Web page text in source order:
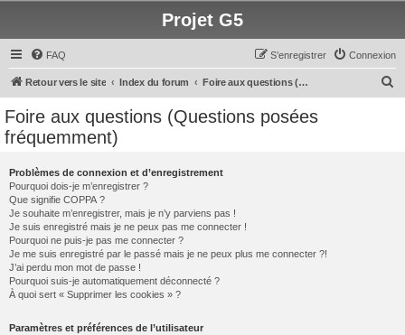
Projet G5
FAQ Connexion
S’enregistrer
Retour vers le site Index du forum Foire aux questions (Questions posées fréquemment)
Foire aux questions (Questions posées
fréquemment)
Problèmes de connexion et d’enregistrement
Pourquoi dois-je m’enregistrer ?
Que signifie COPPA ?
Je souhaite m’enregistrer, mais je n’y parviens pas !
Je suis enregistré mais je ne peux pas me connecter !
Pourquoi ne puis-je pas me connecter ?
Je me suis enregistré par le passé mais je ne peux plus me connecter ?!
J’ai perdu mon mot de passe !
Pourquoi suis-je automatiquement déconnecté ?
À quoi sert « Supprimer les cookies » ?
Paramètres et préférences de l’utilisateur